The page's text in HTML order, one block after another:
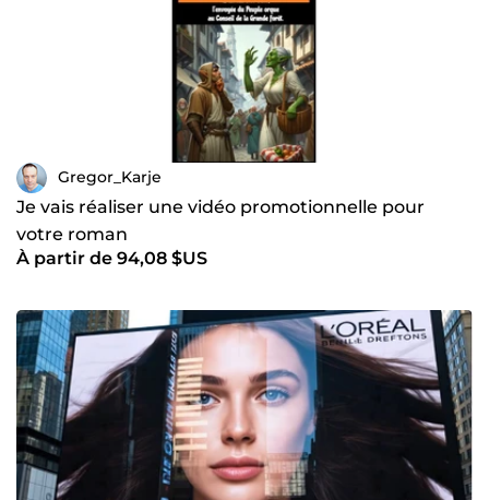
Gregor_Karje
Je vais réaliser une vidéo promotionnelle pour
votre roman
À partir de 94,08 $US